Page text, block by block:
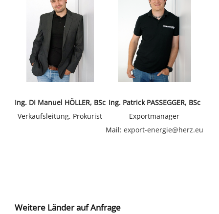
Ing. DI Manuel HÖLLER, BSc
Verkaufsleitung, Prokurist
Ing. Patrick PASSEGGER, BSc
Exportmanager
Mail: export-energie@herz.eu
Weitere Länder auf Anfrage